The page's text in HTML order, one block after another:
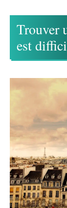
Trouver
est